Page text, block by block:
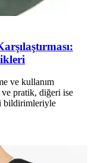
ve kullanım
ve pratik, diğeri ise
bildirimleriyle